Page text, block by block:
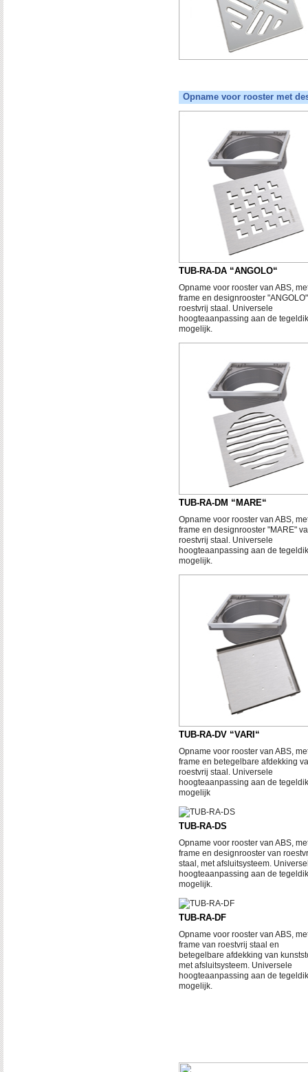
Opname voor rooster met
TUB-RA-DA “ANGOLO“
Opname voor rooster van ABS,
frame en designrooster
roestvrij staal. Universele
hoogteaanpassing aan de
mogelijk.
TUB-RA-DM “MARE“
Opname voor rooster van ABS,
frame en designrooster "MARE"
roestvrij staal. Universele
hoogteaanpassing aan de
mogelijk.
TUB-RA-DV “VARI“
Opname voor rooster van ABS,
frame en betegelbare afdekking
roestvrij staal. Universele
hoogteaanpassing aan de
mogelijk
TUB-RA-DS
Opname voor rooster van ABS,
frame en designrooster van
staal, met afsluitsysteem.
hoogteaanpassing aan de
mogelijk.
TUB-RA-DF
Opname voor rooster van ABS,
frame van roestvrij staal en
betegelbare afdekking van
met afsluitsysteem. Universele
hoogteaanpassing aan de
mogelijk.